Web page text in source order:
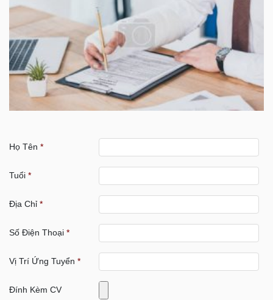
Họ Tên *
Tuổi *
Địa Chỉ *
Số Điện Thoại *
Vị Trí Ứng Tuyển *
Đính Kèm CV